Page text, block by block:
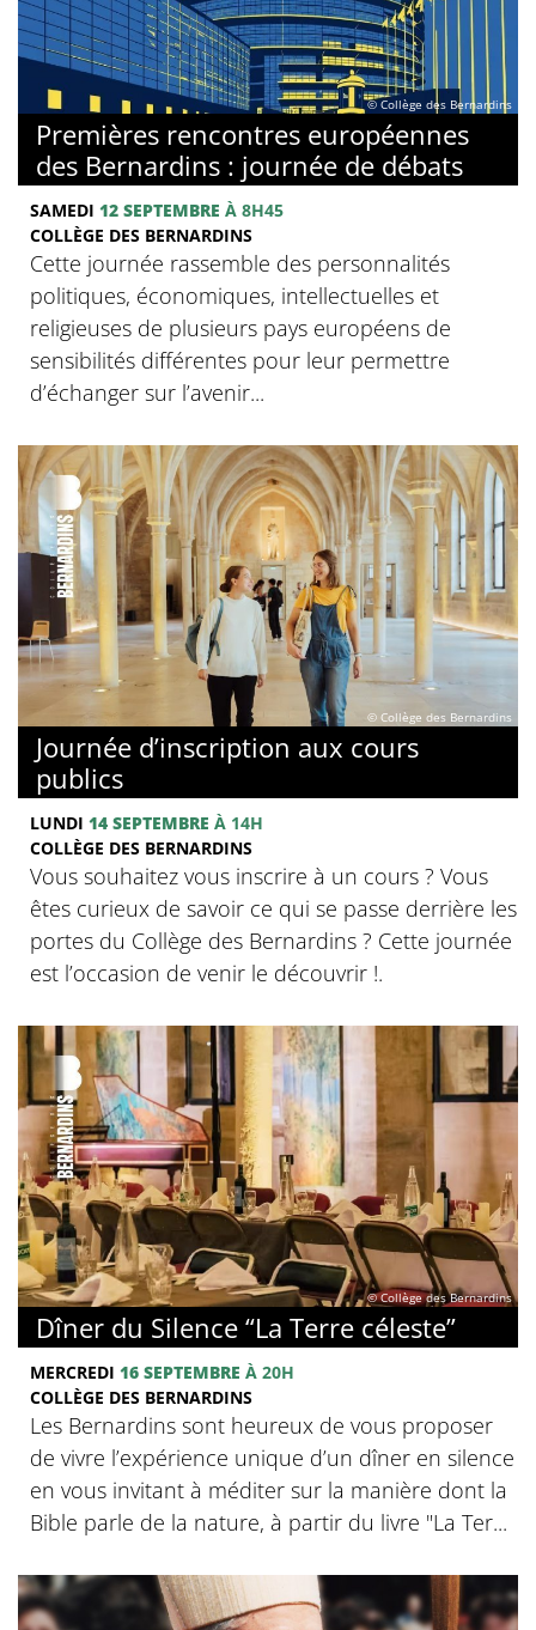
© Collège des Bernardins
Premières rencontres européennes
des Bernardins : journée de débats
SAMEDI 12 SEPTEMBRE À 8H45
COLLÈGE DES BERNARDINS
Cette journée rassemble des personnalités
politiques, économiques, intellectuelles et
religieuses de plusieurs pays européens de
sensibilités différentes pour leur permettre
d’échanger sur l’avenir...
© Collège des Bernardins
Journée d’inscription aux cours
publics
LUNDI 14 SEPTEMBRE À 14H
COLLÈGE DES BERNARDINS
Vous souhaitez vous inscrire à un cours ? Vous
êtes curieux de savoir ce qui se passe derrière les
portes du Collège des Bernardins ? Cette journée
est l’occasion de venir le découvrir !.
© Collège des Bernardins
Dîner du Silence “La Terre céleste”
MERCREDI 16 SEPTEMBRE À 20H
COLLÈGE DES BERNARDINS
Les Bernardins sont heureux de vous proposer
de vivre l’expérience unique d’un dîner en silence
en vous invitant à méditer sur la manière dont la
Bible parle de la nature, à partir du livre "La Ter...